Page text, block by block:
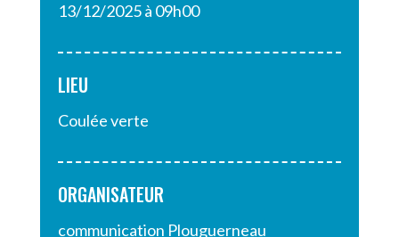
13/12/2025 à 09h00
LIEU
Coulée verte
ORGANISATEUR
communication Plouguerneau